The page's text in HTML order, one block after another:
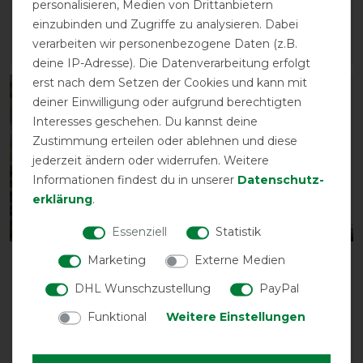
415,75 € *
ARTIKEL MERKEN
86,35 € *
ARTIKEL MERKEN
-10%
Horseware Rambo
Navy/Burgundy
vorher 93,95 €
-10%
Horseware Rambo Cosy
Navy/Burgundy
vorher 115,95 €
personalisieren, Medien von Drittanbietern
einzubinden und Zugriffe zu analysieren. Dabei
verarbeiten wir personenbezogene Daten (z.B.
deine IP-Adresse). Die Datenverarbeitung erfolgt
erst nach dem Setzen der Cookies und kann mit
deiner Einwilligung oder aufgrund berechtigten
Interesses geschehen. Du kannst deine
Zustimmung erteilen oder ablehnen und diese
jederzeit ändern oder widerrufen. Weitere
Informationen findest du in unserer Daten­schutz­
erklärung.
Essenziell
Statistik
Marketing
Externe Medien
DHL Wunschzustellung
PayPal
Funktional
Weitere Einstellungen